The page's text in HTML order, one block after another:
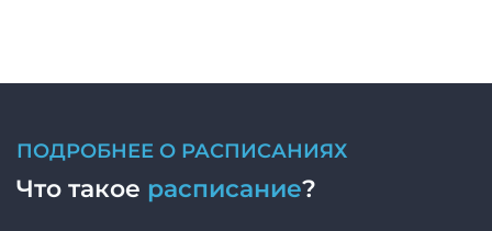
ПОДРОБНЕЕ О РАСПИСАНИЯХ
Что такое расписание?